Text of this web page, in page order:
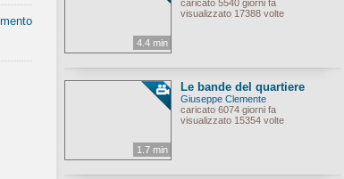
4.4 min
caricato 5540 giorni fa
visualizzato 17388 volte
1.7 min
Le bande del quartiere
Giuseppe Clemente
caricato 6074 giorni fa
visualizzato 15354 volte